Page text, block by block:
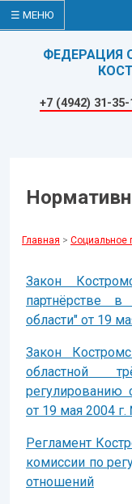
☰ МЕНЮ
ФЕДЕРАЦИЯ
+7 (4942) 31-35-
Главная > Социальное
Закон
партнёрстве
области" от 19
Закон
областной
регулированию
от 19 мая 2004
Регламент
комиссии по
отношений